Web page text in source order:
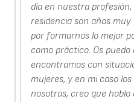
día en nuestra profesión,
residencia son años
por formarnos lo mejor
como práctico. Os
encontramos con
mujeres, y en mi caso
nosotras, creo que